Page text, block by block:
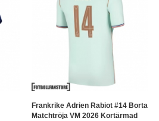
Frankrike Adrien Rabiot #14 Borta
Matchtröja VM 2026 Kortärmad